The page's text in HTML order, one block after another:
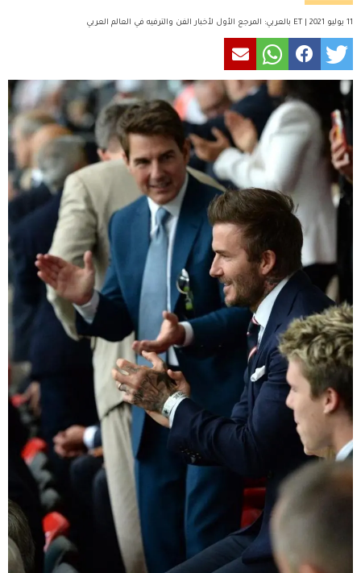
11 يوليو 2021 | ET بالعربي: المرجع الأول لأخبار الفن والترفيه في العالم العربي